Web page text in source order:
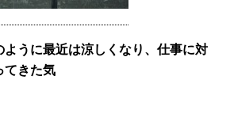
うに最近は涼しくなり、仕事に対
てきた気